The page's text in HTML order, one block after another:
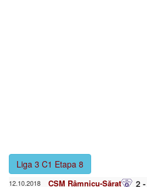
Liga 3 C1 Etapa 8
12.10.2018 CSM Râmnicu-Sărat 2